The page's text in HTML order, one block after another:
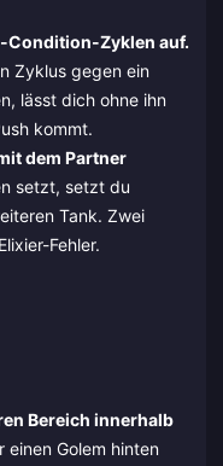
Condition-Zyklen auf.
Zyklus gegen ein
lässt dich ohne ihn
kommt.
dem Partner
setzt, setzt du
Tank. Zwei
Fehler.
Bereich innerhalb
einen Golem hinten